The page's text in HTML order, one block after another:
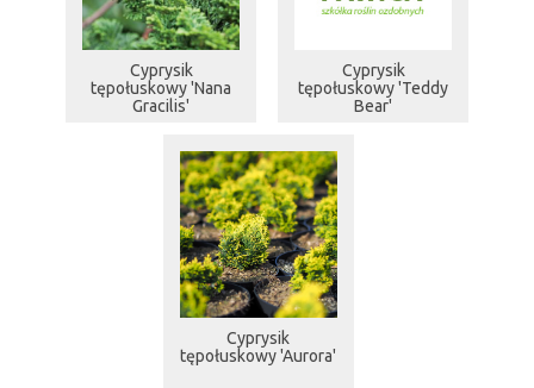
Cyprysik
tępołuskowy 'Nana
Gracilis'
Cyprysik
tępołuskowy 'Teddy
Bear'
Cyprysik
tępołuskowy 'Aurora'